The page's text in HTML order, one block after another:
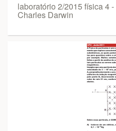
laboratório 2/2015 física 4
Charles Darwin